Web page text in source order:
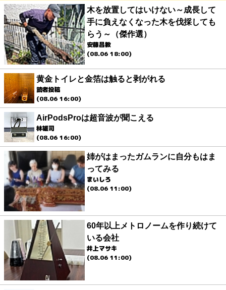
木を放置してはいけない～成長して
手に負えなくなった木を伐採しても
らう～（傑作選）
安藤昌教
(08.06 18:00)
黄金トイレと金箔は触ると剥がれる
読者投稿
(08.06 16:00)
AirPodsProは超音波が聞こえる
林雄司
(08.06 16:00)
姉がはまったガムランに自分もはま
ってみる
まいしろ
(08.06 11:00)
60年以上メトロノームを作り続けて
いる会社
井上マサキ
(08.06 11:00)